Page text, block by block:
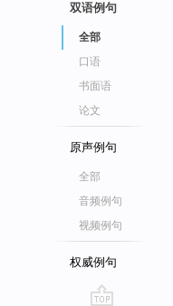
双语例句
全部
口语
书面语
论文
原声例句
全部
音频例句
视频例句
权威例句